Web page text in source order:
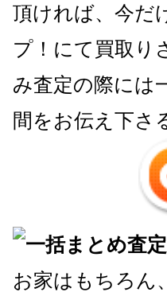
頂ければ、今だ
プ！にて買取り
み査定の際には
間をお伝え下さ
お家はもちろん